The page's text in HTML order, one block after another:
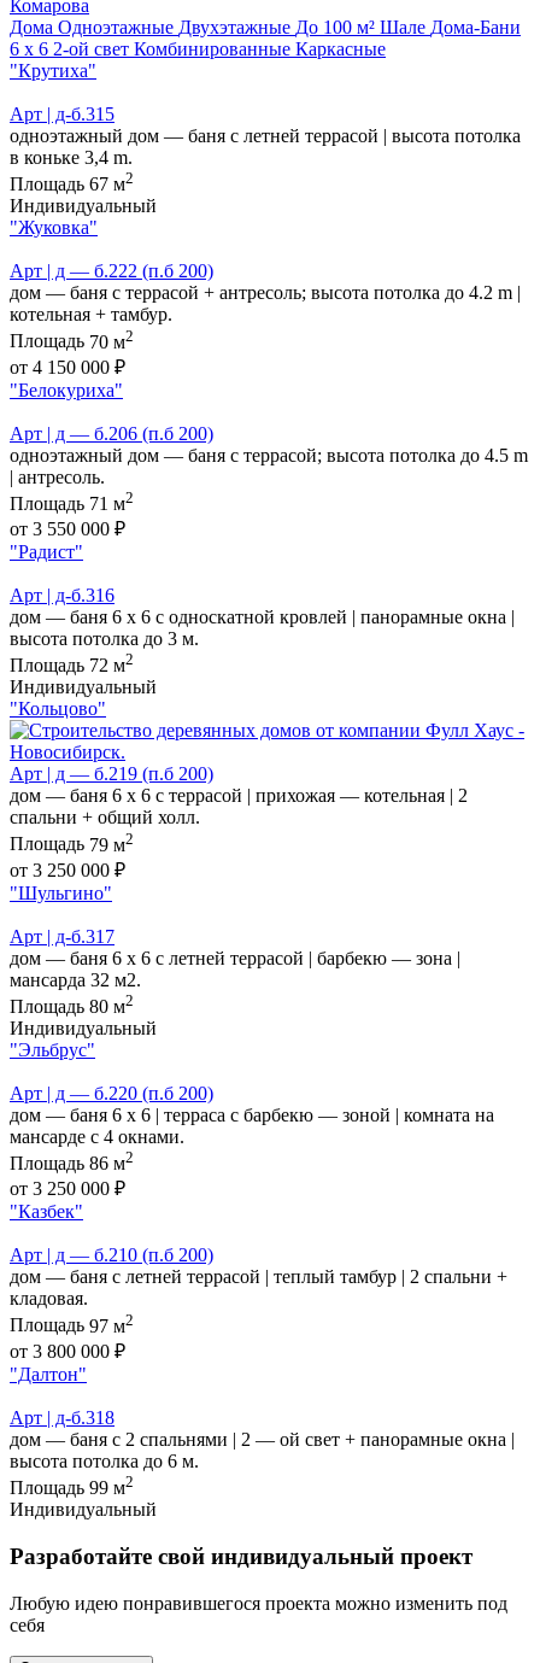
Комарова
Дома Одноэтажные Двухэтажные До 100 м² Шале Дома-Бани
6 х 6 2-ой свет Комбинированные Каркасные
"Крутиха"
Арт | д-б.315
одноэтажный дом — баня с летней террасой | высота потолка
в коньке 3,4 m.
Площадь 67 м2
Индивидуальный
"Жуковка"
Арт | д — б.222 (п.б 200)
дом — баня с террасой + антресоль; высота потолка до 4.2 m |
котельная + тамбур.
Площадь 70 м2
от 4 150 000 ₽
"Белокуриха"
Арт | д — б.206 (п.б 200)
одноэтажный дом — баня с террасой; высота потолка до 4.5 m
| антресоль.
Площадь 71 м2
от 3 550 000 ₽
"Радист"
Арт | д-б.316
дом — баня 6 х 6 с односкатной кровлей | панорамные окна |
высота потолка до 3 м.
Площадь 72 м2
Индивидуальный
"Кольцово"
Арт | д — б.219 (п.б 200)
дом — баня 6 х 6 с террасой | прихожая — котельная | 2
спальни + общий холл.
Площадь 79 м2
от 3 250 000 ₽
"Шульгино"
Арт | д-б.317
дом — баня 6 х 6 с летней террасой | барбекю — зона |
мансарда 32 м2.
Площадь 80 м2
Индивидуальный
"Эльбрус"
Арт | д — б.220 (п.б 200)
дом — баня 6 х 6 | терраса с барбекю — зоной | комната на
мансарде c 4 окнами.
Площадь 86 м2
от 3 250 000 ₽
"Казбек"
Арт | д — б.210 (п.б 200)
дом — баня с летней террасой | теплый тамбур | 2 спальни +
кладовая.
Площадь 97 м2
от 3 800 000 ₽
"Далтон"
Арт | д-б.318
дом — баня с 2 спальнями | 2 — ой свет + панорамные окна |
высота потолка до 6 м.
Площадь 99 м2
Индивидуальный
Разработайте свой индивидуальный проект
Любую идею понравившегося проекта можно изменить под
себя